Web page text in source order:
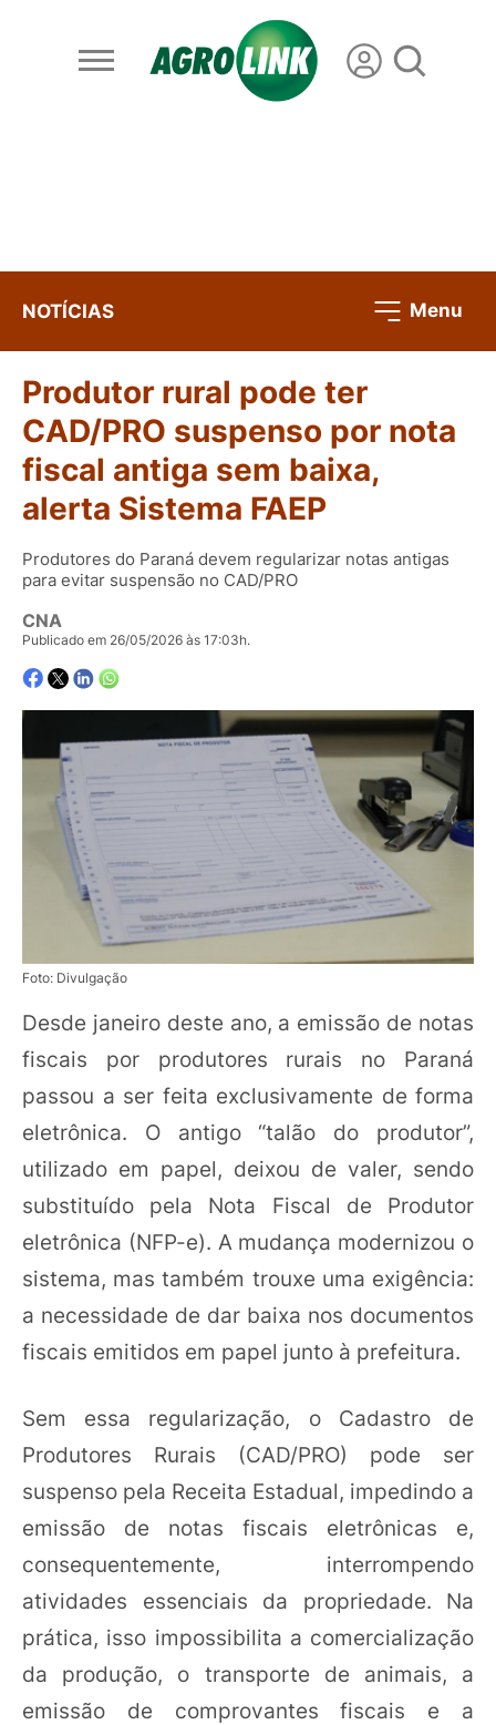
NOTÍCIAS Menu
Produtor rural pode ter
CAD/PRO suspenso por nota
fiscal antiga sem baixa,
alerta Sistema FAEP
Produtores do Paraná devem regularizar notas antigas
para evitar suspensão no CAD/PRO
CNA
Publicado em 26/05/2026 às 17:03h.
Foto: Divulgação
Desde janeiro deste ano, a emissão de notas
fiscais por produtores rurais no Paraná
passou a ser feita exclusivamente de forma
eletrônica. O antigo “talão do produtor”,
utilizado em papel, deixou de valer, sendo
substituído pela Nota Fiscal de Produtor
eletrônica (NFP-e). A mudança modernizou o
sistema, mas também trouxe uma exigência:
a necessidade de dar baixa nos documentos
fiscais emitidos em papel junto à prefeitura.
Sem essa regularização, o Cadastro de
Produtores Rurais (CAD/PRO) pode ser
suspenso pela Receita Estadual, impedindo a
emissão de notas fiscais eletrônicas e,
consequentemente, interrompendo
atividades essenciais da propriedade. Na
prática, isso impossibilita a comercialização
da produção, o transporte de animais, a
emissão de comprovantes fiscais e a